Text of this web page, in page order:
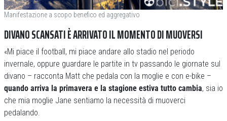
Manifestazione a scopo benefico ed aggregativo
DIVANO SCANSATI È ARRIVATO IL MOMENTO DI MUOVERSI
«Mi piace il football, mi piace andare allo stadio nel periodo
invernale, oppure guardare le partite in tv passando le giornate sul
divano – racconta Matt che pedala con la moglie e con e-bike –
quando arriva la primavera e la stagione estiva tutto cambia, sia io
che mia moglie Jane sentiamo la necessità di muoverci
pedalando.